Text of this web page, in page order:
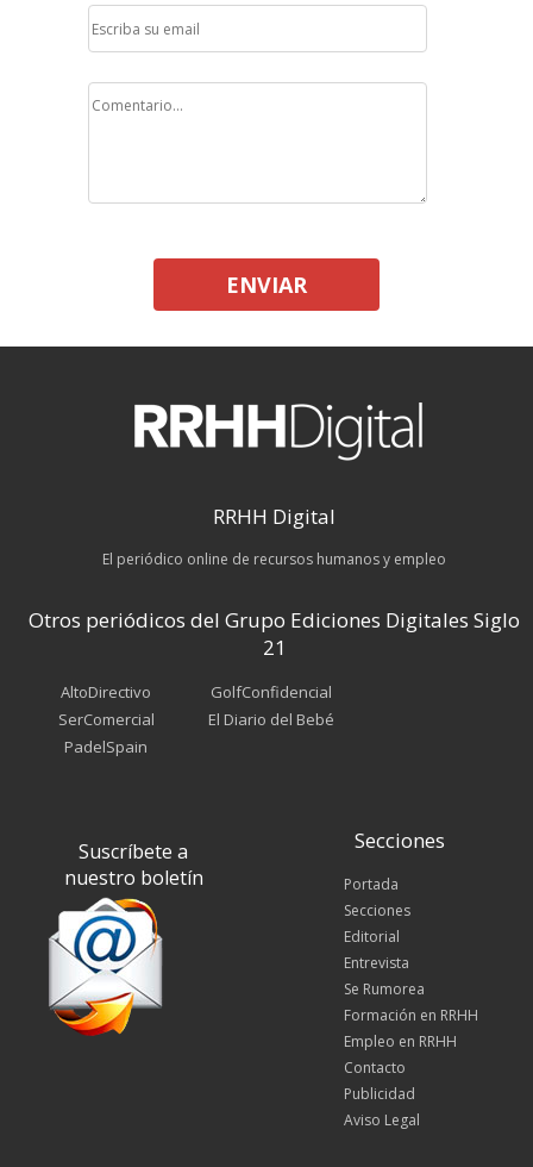
ENVIAR
RRHH Digital
El periódico online de recursos humanos y empleo
Otros periódicos del Grupo Ediciones Digitales Siglo
21
AltoDirectivo
SerComercial
PadelSpain
GolfConfidencial
El Diario del Bebé
Suscríbete a
nuestro boletín
Secciones
Portada
Secciones
Editorial
Entrevista
Se Rumorea
Formación en RRHH
Empleo en RRHH
Contacto
Publicidad
Aviso Legal